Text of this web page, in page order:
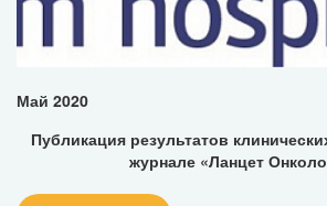
Май 2020
Публикация результатов
журнале «Ланцет